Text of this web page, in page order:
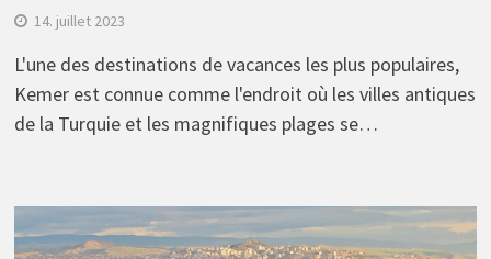
14. juillet 2023
L'une des destinations de vacances les plus populaires,
Kemer est connue comme l'endroit où les villes antiques
de la Turquie et les magnifiques plages se…